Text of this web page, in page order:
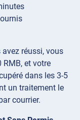
réussi, vous
et votre
dans les 3-5
un traitement le
courrier.